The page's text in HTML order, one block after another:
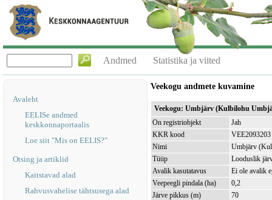
Andmed Statistika ja viited
Avaleht
EELISe andmed
keskkonnaportaalis
Loe siit "Mis on EELIS?"
Otsing ja artiklid
Kaitstavad alad
Rahvusvahelise tähtsusega alad
Veekogu andmete kuvamine
Veekogu: Umbjärv (Kulbilohu
On registriobjekt
Jah
KKR kood
VEE2093203
Nimi
Umbjärv
Tüüp
Looduslik
Avalik kasutatavus
Ei ole avalik
Veepeegli pindala (ha)
0,2
Järve pikkus (m)
70